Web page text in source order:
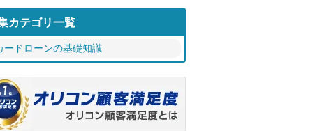
カテゴリ一覧
ードローンの基礎知識